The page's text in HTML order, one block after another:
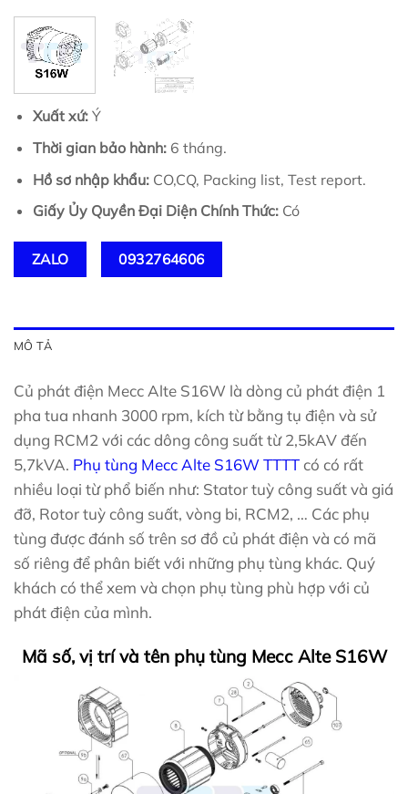
Xuất xứ:Ý
Thời gian bảo hành:6 tháng.
Hồ sơ nhập khẩu: CO,CQ, Packing list, Test report.
Giấy Ủy Quyền Đại Diện Chính Thức:Có
ZALO 0932764606
MÔ TẢ
Củ phát điện Mecc Alte S16W là dòng củ phát điện 1
pha tua nhanh 3000 rpm, kích từ bằng tụ điện và sử
dụng RCM2 với các dông công suất từ 2,5kAV đến
5,7kVA. Phụ tùng Mecc Alte S16W TTTTcó có rất
nhiều loại từ phổ biến như: Stator tuỳ công suất và giá
đỡ, Rotor tuỳ công suất, vòng bi, RCM2, … Các phụ
tùng được đánh số trên sơ đồ củ phát điện và có mã
số riêng để phân biết với những phụ tùng khác. Quý
khách có thể xem và chọn phụ tùng phù hợp với củ
phát điện của mình.
Mã số, vị trí và tên phụ tùng Mecc Alte S16W